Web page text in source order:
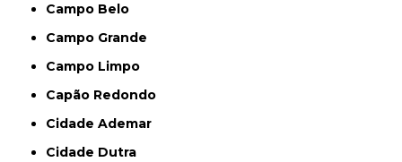
Campo Belo
Campo Grande
Campo Limpo
Capão Redondo
Cidade Ademar
Cidade Dutra